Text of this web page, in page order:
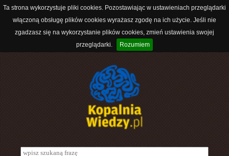
Ta strona wykorzystuje pliki cookies. Pozostawiając w ustawieniach przeglądarki
włączoną obsługę plików cookies wyrażasz zgodę na ich użycie. Jeśli nie
zgadzasz się na wykorzystanie plików cookies, zmień ustawienia swojej
przeglądarki.
Rozumiem